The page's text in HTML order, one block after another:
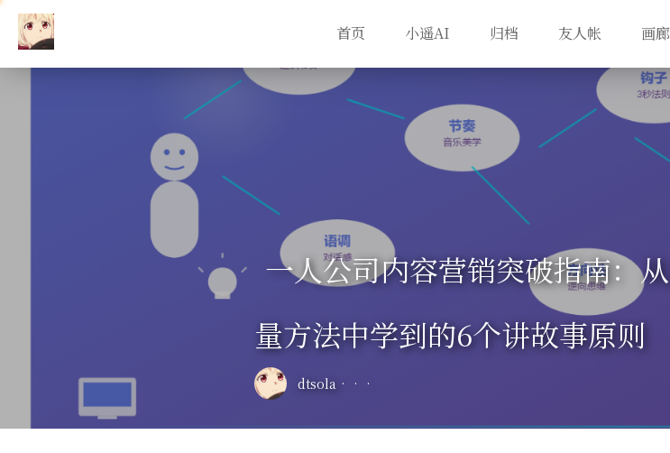
首页 小遥AI 归档 友人帐 画廊
一人公司内容营销突破指南：
量方法中学到的6个讲故事原则
dtsola